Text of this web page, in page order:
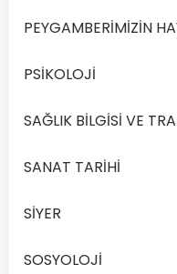
B
için Hz.
hayatının ve
ortamın iyi
gerekmektedir.
peygamberlere
PEYGAMBERİMİZİN
PSİKOLOJİ
SAĞLIK BİLGİSİ VE
SANAT TARİHİ
SİYER
SOSYOLOJİ